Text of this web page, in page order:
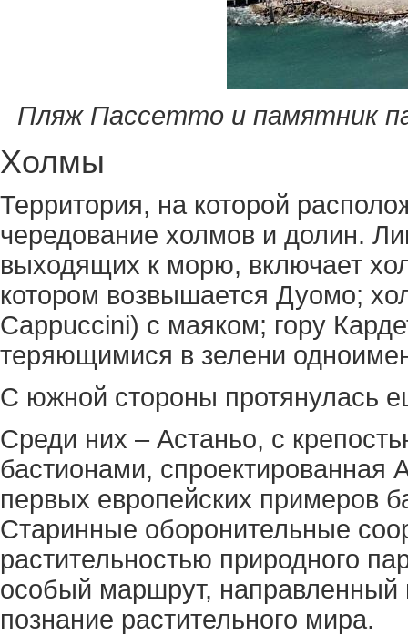
Пляж Пассетто и памятник
Холмы
Территория, на которой
чередование холмов и долин.
выходящих к морю, включает
котором возвышается Дуомо;
Cappuccini) с маяком; гору
теряющимися в зелени
С южной стороны протянулась
Среди них – Астаньо, с
бастионами, спроектированная
первых европейских примеров
Старинные оборонительные
растительностью природного
особый маршрут, направленный
познание растительного мира.